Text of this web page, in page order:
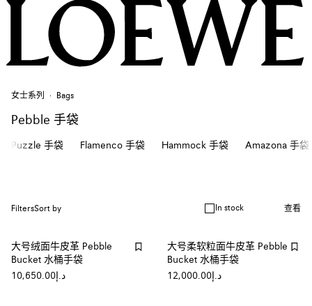
女士系列 Bags
Pebble 手袋
Puzzle 手袋 Flamenco 手袋 Hammock 手袋 Amazona 手袋
FiltersSort by In stock 查看
大号绒面牛皮革 Pebble
Bucket 水桶手袋
د.إ10,650.00
大号柔软粒面牛皮革 Pebble
Bucket 水桶手袋
د.إ12,000.00